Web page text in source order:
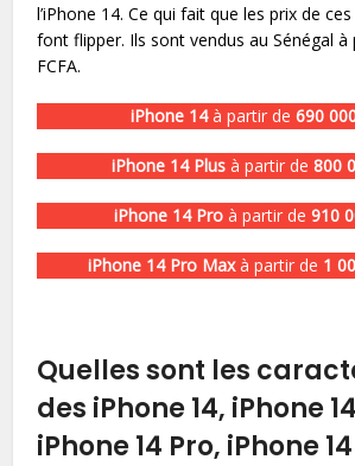
l’iPhone 14. Ce qui fait que les prix de
font flipper. Ils sont vendus au Sénégal à
FCFA.
iPhone 14à partir de 690
iPhone 14 Plus à partir de 800
iPhone 14 Pro à partir de 910
iPhone 14 Pro Maxà partir de 1
Quelles sont les
des iPhone 14, iPhone
iPhone 14 Pro, iPhone